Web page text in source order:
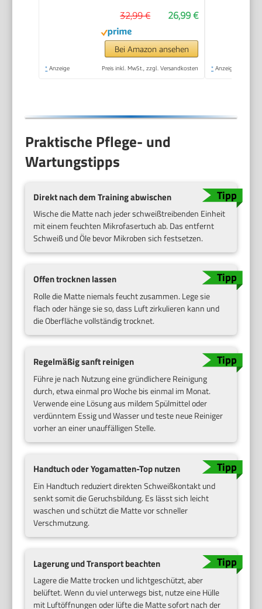
Ideal Yogamatten als
Gymnastikmatte,
Sportmatte,
Fitnessmatte,
26,99 €
32,99 €
Bei Amazon ansehen
* Anzeige Preis inkl. MwSt., zzgl. Versandkosten * Anzeige
Praktische Pflege- und
Wartungstipps
Direkt nach dem Training abwischen
Wische die Matte nach jeder schweißtreibenden Einheit
mit einem feuchten Mikrofasertuch ab. Das entfernt
Schweiß und Öle bevor Mikroben sich festsetzen.
Offen trocknen lassen
Rolle die Matte niemals feucht zusammen. Lege sie
flach oder hänge sie so, dass Luft zirkulieren kann und
die Oberfläche vollständig trocknet.
Regelmäßig sanft reinigen
Führe je nach Nutzung eine gründlichere Reinigung
durch, etwa einmal pro Woche bis einmal im Monat.
Verwende eine Lösung aus mildem Spülmittel oder
verdünntem Essig und Wasser und teste neue Reiniger
vorher an einer unauffälligen Stelle.
Handtuch oder Yogamatten-Top nutzen
Ein Handtuch reduziert direkten Schweißkontakt und
senkt somit die Geruchsbildung. Es lässt sich leicht
waschen und schützt die Matte vor schneller
Verschmutzung.
Lagerung und Transport beachten
Lagere die Matte trocken und lichtgeschützt, aber
belüftet. Wenn du viel unterwegs bist, nutze eine Hülle
mit Luftöffnungen oder lüfte die Matte sofort nach der